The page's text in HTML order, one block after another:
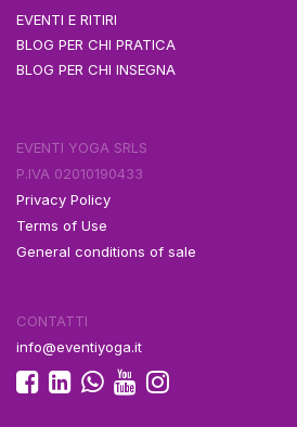
EVENTI E RITIRI
BLOG PER CHI PRATICA
BLOG PER CHI INSEGNA
EVENTI YOGA SRLS
P.IVA 02010190433
Privacy Policy
Terms of Use
General conditions of sale
CONTATTI
info@eventiyoga.it